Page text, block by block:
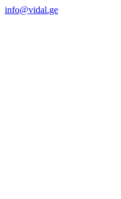
info@vidal.ge